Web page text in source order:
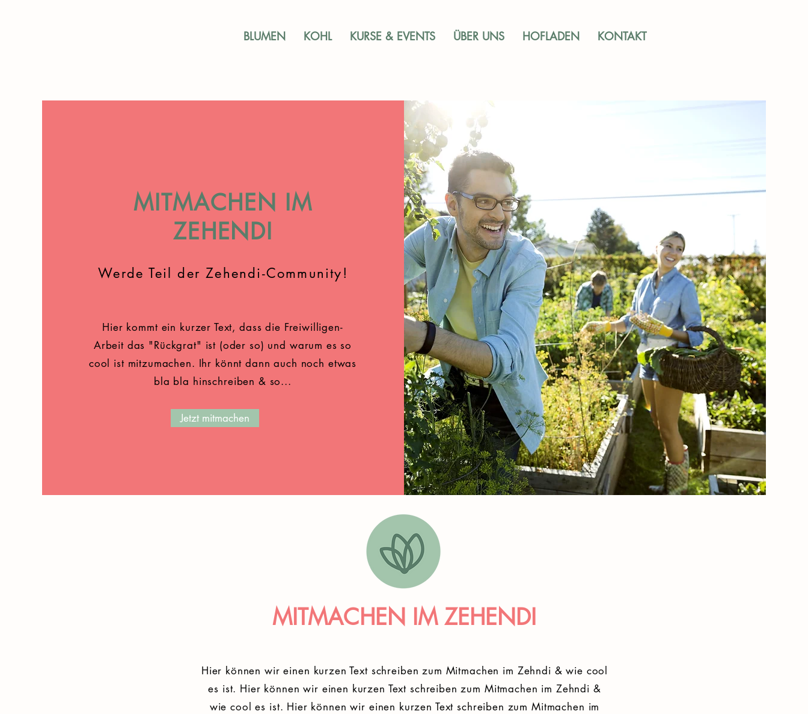
BLUMEN KOHL KURSE & EVENTS ÜBER UNS HOFLADEN KONTAKT
MITMACHEN IM
ZEHENDI
Werde Teil der Zehendi-Community!
Hier kommt ein kurzer Text, dass die Freiwilligen-
Arbeit das "Rückgrat" ist (oder so) und warum es so
cool ist mitzumachen. Ihr könnt dann auch noch etwas
bla bla hinschreiben & so...
Jetzt mitmachen
MITMACHEN IM ZEHENDI
​Hier können wir einen kurzen Text schreiben zum Mitmachen im Zehndi & wie cool
es ist. Hier können wir einen kurzen Text schreiben zum Mitmachen im Zehndi &
wie cool es ist. Hier können wir einen kurzen Text schreiben zum Mitmachen im